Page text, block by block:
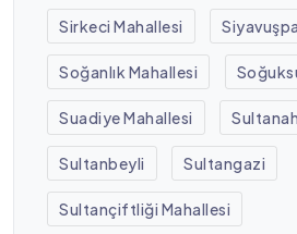
Sirkeci Mahallesi
Soğanlık Mahallesi
Suadiye Mahallesi
Sultanbeyli Sultangazi
Sultançiftliği Mahallesi